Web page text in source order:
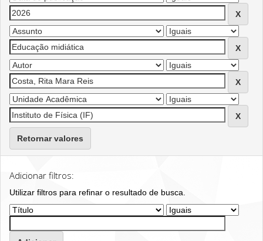
Retornar valores
Adicionar filtros:
Utilizar filtros para refinar o resultado de busca.